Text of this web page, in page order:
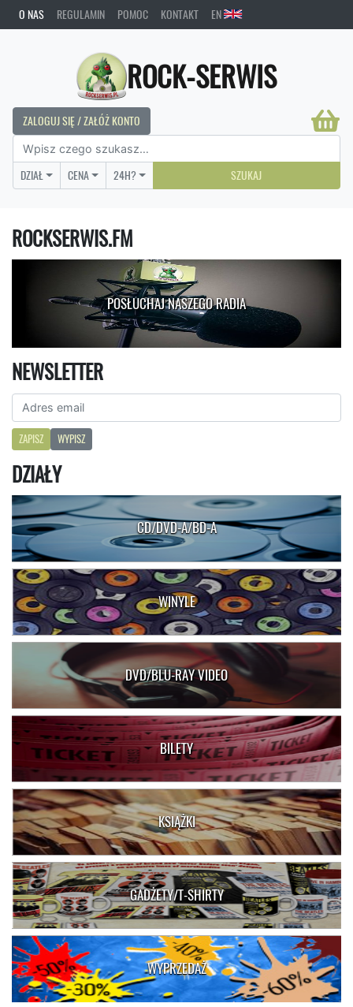
O NAS REGULAMIN POMOC KONTAKT EN
ROCK-SERWIS
ZALOGUJ SIĘ / ZAŁÓŻ KONTO
DZIAŁ CENA 24H? SZUKAJ
ROCKSERWIS.FM
POSŁUCHAJ NASZEGO RADIA
NEWSLETTER
ZAPISZ WYPISZ
DZIAŁY
CD/DVD-A/BD-A
WINYLE
DVD/BLU-RAY VIDEO
BILETY
KSIĄŻKI
GADŻETY/T-SHIRTY
WYPRZEDAŻ